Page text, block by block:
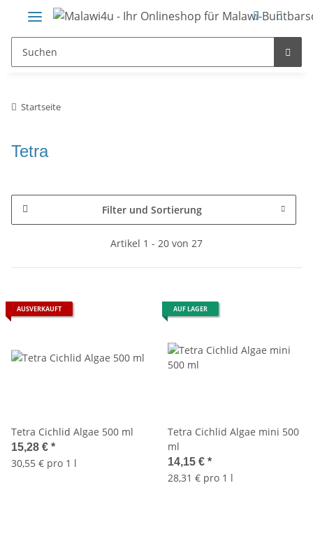
Startseite
Tetra
Filter und Sortierung
Artikel 1 - 20 von 27
AUSVERKAUFT
Tetra Cichlid Algae 500 ml
15,28 € *
30,55 € pro 1 l
AUF LAGER
Tetra Cichlid Algae mini 500
ml
14,15 € *
28,31 € pro 1 l